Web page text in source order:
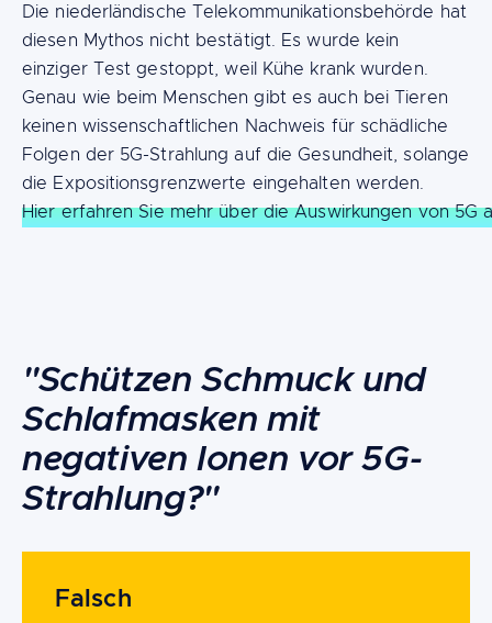
Die niederländische Telekommunikationsbehörde hat
diesen Mythos nicht bestätigt. Es wurde kein
einziger Test gestoppt, weil Kühe krank wurden.
Genau wie beim Menschen gibt es auch bei Tieren
keinen wissenschaftlichen Nachweis für schädliche
Folgen der 5G-Strahlung auf die Gesundheit, solange
die Expositionsgrenzwerte eingehalten werden.
Hier erfahren Sie mehr über die Auswirkungen von 5G
"Schützen Schmuck und
Schlafmasken mit
negativen Ionen vor 5G-
Strahlung?"
Falsch